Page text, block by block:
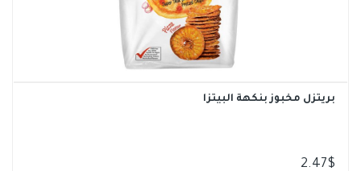
بريتزل مخبوز بنكهة البيتزا
2.47$